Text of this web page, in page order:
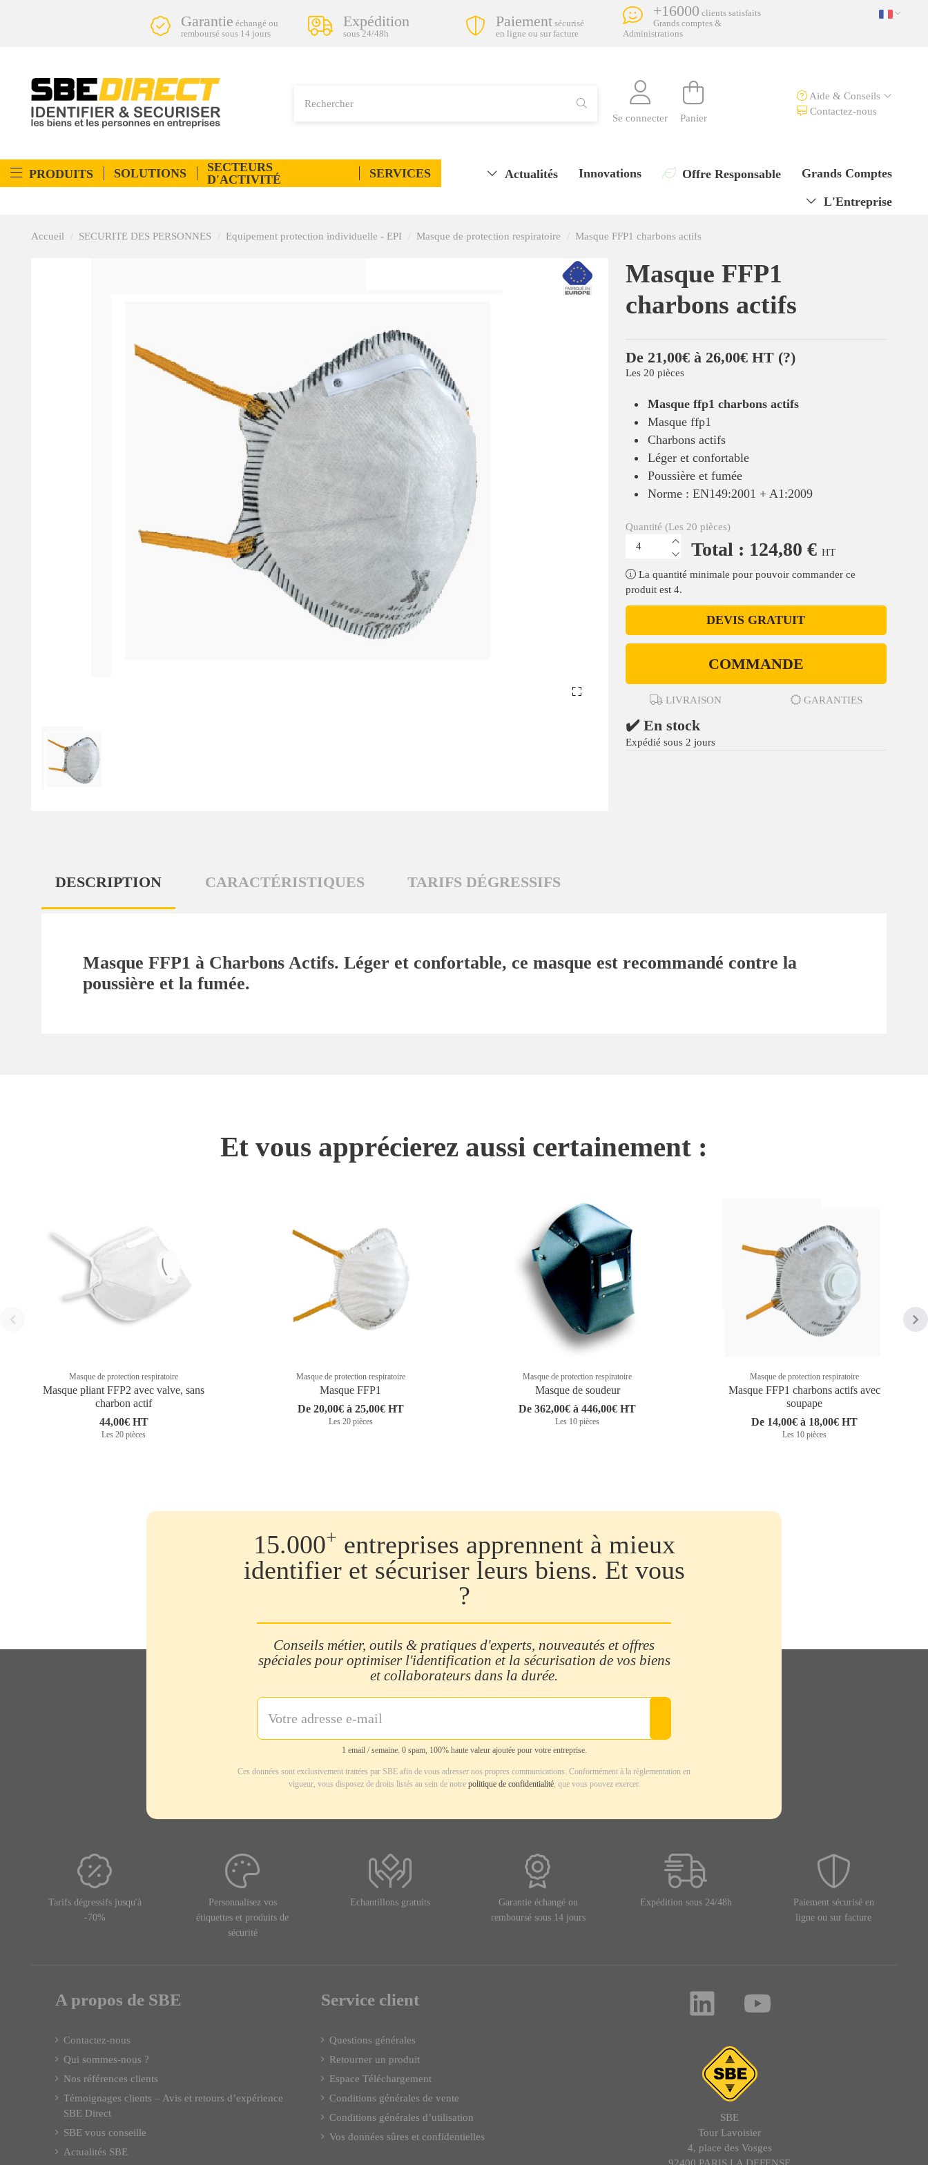
Garantie échangé ou
remboursé sous 14 jours
Expédition
sous 24/48h
Paiement sécurisé
en ligne ou sur facture
+16000 clients satisfaits
Grands comptes &
Administrations
Se connecter Panier
Aide & Conseils
Contactez-nous
PRODUITS SOLUTIONS
SECTEURS
D'ACTIVITÉ
SERVICES Grands Comptes
Offre Responsable
Innovations
Actualités
L'Entreprise
Accueil SECURITE DES PERSONNES Equipement protection individuelle - EPI Masque de protection respiratoire Masque FFP1 charbons actifs
Masque FFP1
charbons actifs
De 21,00€ à 26,00€ HT (?)
Les 20 pièces
Masque ffp1 charbons actifs
Masque ffp1
Charbons actifs
Léger et confortable
Poussière et fumée
Norme : EN149:2001 + A1:2009
Quantité (Les 20 pièces)
Total : 124,80 € HT
La quantité minimale pour pouvoir commander ce
produit est 4.
DEVIS GRATUIT
COMMANDE
LIVRAISON GARANTIES
✔️ En stock
Expédié sous 2 jours
DESCRIPTION CARACTÉRISTIQUES TARIFS DÉGRESSIFS
Masque FFP1 à Charbons Actifs. Léger et confortable, ce masque est recommandé contre la
poussière et la fumée.
Et vous apprécierez aussi certainement :
Masque de protection respiratoire
Masque pliant FFP2 avec valve, sans
charbon actif
44,00€ HT
Les 20 pièces
Masque de protection respiratoire
Masque FFP1
De 20,00€ à 25,00€ HT
Les 20 pièces
Masque de protection respiratoire
Masque de soudeur
De 362,00€ à 446,00€ HT
Les 10 pièces
Masque de protection respiratoire
Masque FFP1 charbons actifs avec
soupape
De 14,00€ à 18,00€ HT
Les 10 pièces
15.000+ entreprises apprennent à mieux
identifier et sécuriser leurs biens. Et vous
?
Conseils métier, outils & pratiques d'experts, nouveautés et offres
spéciales pour optimiser l'identification et la sécurisation de vos biens
et collaborateurs dans la durée.
1 email / semaine. 0 spam, 100% haute valeur ajoutée pour votre entreprise.
Ces données sont exclusivement traitées par SBE afin de vous adresser nos propres communications. Conformément à la règlementation en
vigueur, vous disposez de droits listés au sein de notre politique de confidentialité, que vous pouvez exercer.
Tarifs dégressifs jusqu'à
-70%
Personnalisez vos
étiquettes et produits de
sécurité
Echantillons gratuits
Garantie échangé ou
remboursé sous 14 jours
Expédition sous 24/48h
Paiement sécurisé en
ligne ou sur facture
A propos de SBE
Contactez-nous
Qui sommes-nous ?
Nos références clients
Témoignages clients – Avis et retours d’expérience
SBE Direct
SBE vous conseille
Actualités SBE
Service client
Questions générales
Retourner un produit
Espace Téléchargement
Conditions générales de vente
Conditions générales d’utilisation
Vos données sûres et confidentielles
SBE
Tour Lavoisier
4, place des Vosges
92400 PARIS LA DEFENSE